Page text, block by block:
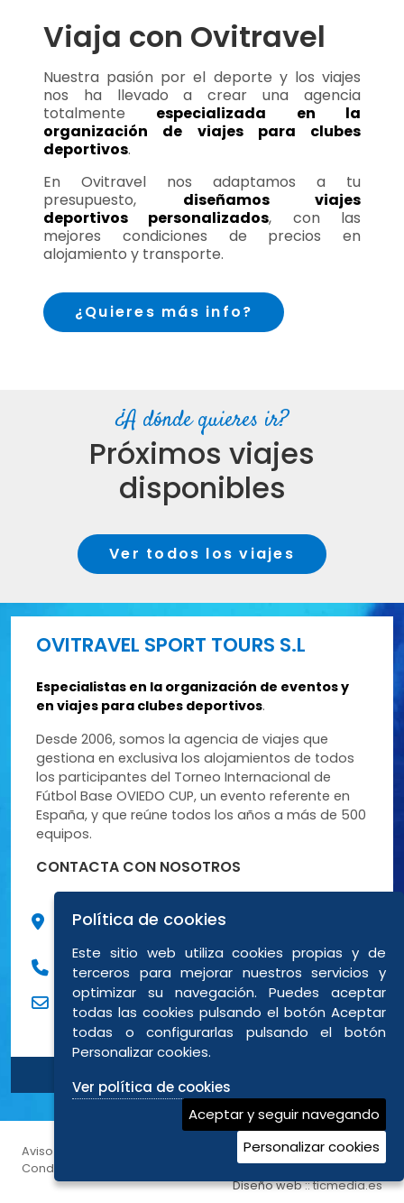
Viaja con Ovitravel
Nuestra pasión por el deporte y los viajes
nos ha llevado a crear una agencia
totalmente especializada en la
organización de viajes para clubes
deportivos.
En Ovitravel nos adaptamos a tu
presupuesto, diseñamos viajes
deportivos personalizados, con las
mejores condiciones de precios en
alojamiento y transporte.
¿Quieres más info?
¿A dónde quieres ir?
Próximos viajes
disponibles
Ver todos los viajes
OVITRAVEL SPORT TOURS S.L
Especialistas en la organización de eventos y
en viajes para clubes deportivos.
Desde 2006, somos la agencia de viajes que
gestiona en exclusiva los alojamientos de todos
los participantes del Torneo Internacional de
Fútbol Base OVIEDO CUP, un evento referente en
España, y que reúne todos los años a más de 500
equipos.
CONTACTA CON NOSOTROS
C/ Peña Santa de Enol, 9 Bajo posterior 3
984838694
eventos@ovitravel.es
Aviso legal Política de cookies|
Condiciones generales de reservas
Diseño web ::ticmedia.es
Política de cookies
Este sitio web utiliza cookies propias y de
terceros para mejorar nuestros servicios y
optimizar su navegación. Puedes aceptar
todas las cookies pulsando el botón Aceptar
todas o configurarlas pulsando el botón
Personalizar cookies.
Ver política de cookies
Aceptar y seguir navegando
Personalizar cookies